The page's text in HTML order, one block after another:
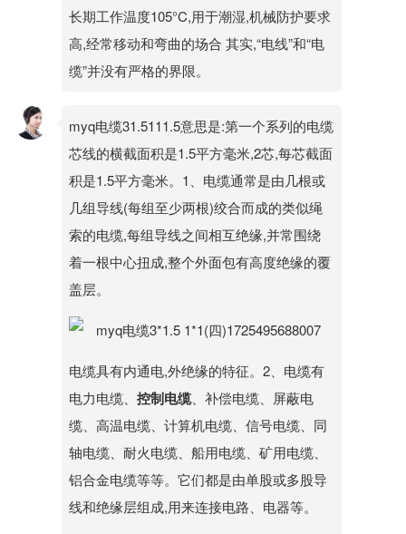
长期工作温度105°C,用于潮湿,机械防护要求
高,经常移动和弯曲的场合 其实,“电线”和“电
缆”并没有严格的界限。
myq电缆31.5111.5意思是:第一个系列的电缆
芯线的横截面积是1.5平方毫米,2芯,每芯截面
积是1.5平方毫米。1、电缆通常是由几根或
几组导线(每组至少两根)绞合而成的类似绳
索的电缆,每组导线之间相互绝缘,并常围绕
着一根中心扭成,整个外面包有高度绝缘的覆
盖层。
电缆具有内通电,外绝缘的特征。2、电缆有
电力电缆、 控制电缆、补偿电缆、屏蔽电
缆、高温电缆、计算机电缆、信号电缆、同
轴电缆、耐火电缆、船用电缆、矿用电缆、
铝合金电缆等等。它们都是由单股或多股导
线和绝缘层组成,用来连接电路、电器等。